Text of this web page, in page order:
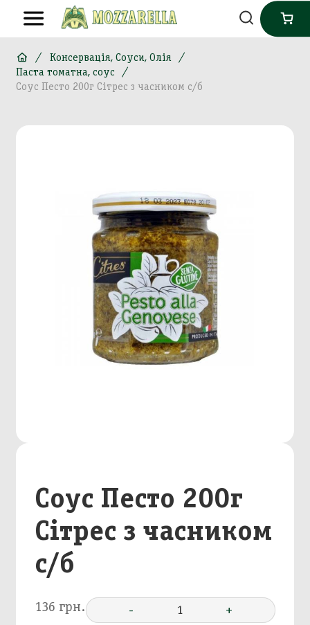
Консервація, Соуси, Олія
Паста томатна, соус
Соус Песто 200г Сітрес з часником с/б
Соус Песто 200г
Сітрес з часником
с/б
136 грн. - 1 +